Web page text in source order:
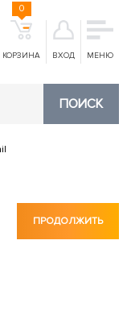
КОРЗИНА
0
ВХОД МЕНЮ
ПОИСК
ПРОДОЛЖИТЬ